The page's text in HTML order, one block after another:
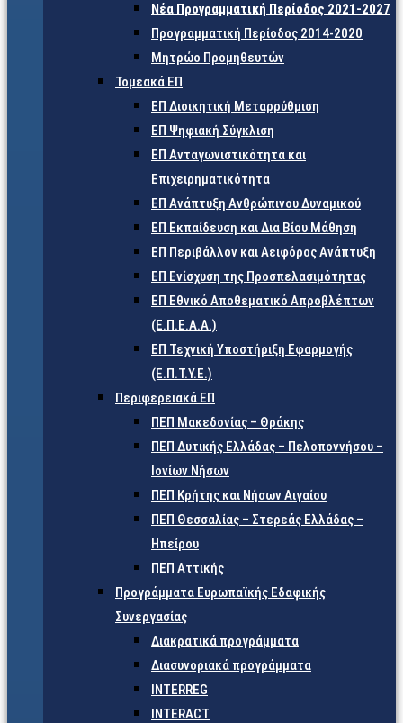
Νέα Προγραμματική Περίοδος 2021-2027
Προγραμματική Περίοδος 2014-2020
Μητρώο Προμηθευτών
Τομεακά ΕΠ
ΕΠ Διοικητική Μεταρρύθμιση
ΕΠ Ψηφιακή Σύγκλιση
ΕΠ Ανταγωνιστικότητα και
Επιχειρηματικότητα
ΕΠ Ανάπτυξη Ανθρώπινου Δυναμικού
ΕΠ Εκπαίδευση και Δια Βίου Μάθηση
ΕΠ Περιβάλλον και Αειφόρος Ανάπτυξη
ΕΠ Ενίσχυση της Προσπελασιμότητας
ΕΠ Εθνικό Αποθεματικό Απροβλέπτων
(Ε.Π.Ε.Α.Α.)
ΕΠ Τεχνική Υποστήριξη Εφαρμογής
(Ε.Π.Τ.Υ.Ε.)
Περιφερειακά ΕΠ
ΠΕΠ Μακεδονίας – Θράκης
ΠΕΠ Δυτικής Ελλάδας – Πελοποννήσου –
Ιονίων Νήσων
ΠΕΠ Κρήτης και Νήσων Αιγαίου
ΠΕΠ Θεσσαλίας – Στερεάς Ελλάδας –
Ηπείρου
ΠΕΠ Αττικής
Προγράμματα Ευρωπαϊκής Εδαφικής
Συνεργασίας
Διακρατικά προγράμματα
Διασυνοριακά προγράμματα
INTERREG
INTERACT